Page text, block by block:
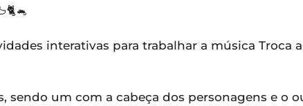
interativas para trabalhar a música Troca
sendo um com a cabeça dos personagens e o